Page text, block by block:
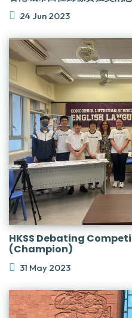
24 Jun 2023
HKSS Debating
(Champion)
31 May 2023